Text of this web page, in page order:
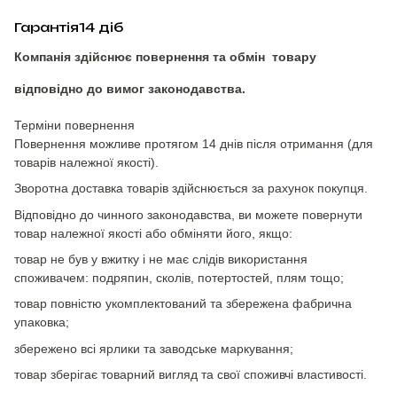
Гарантія14 діб
Компанія здійснює повернення та обмін товару
відповідно до вимог законодавства.
Терміни повернення
Повернення можливе протягом 14 днів після отримання (для
товарів належної якості).
Зворотна доставка товарів здійснюється за рахунок покупця.
Відповідно до чинного законодавства, ви можете повернути
товар належної якості або обміняти його, якщо:
товар не був у вжитку і не має слідів використання
споживачем: подряпин, сколів, потертостей, плям тощо;
товар повністю укомплектований та збережена фабрична
упаковка;
збережено всі ярлики та заводське маркування;
товар зберігає товарний вигляд та свої споживчі властивості.